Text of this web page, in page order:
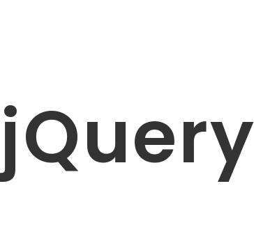
jQuery